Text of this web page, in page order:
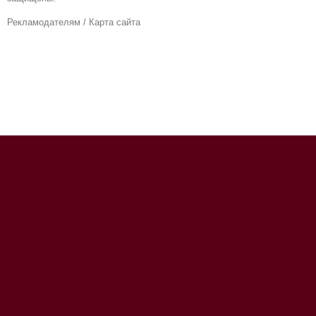
Рекламодателям / Карта сайта